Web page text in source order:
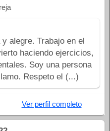
alegre. Trabajo en el
haciendo ejercicios,
Soy una persona
Respeto el (...)
Ver perfil completo